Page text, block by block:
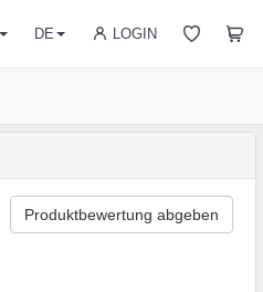
LOGIN
DE
Produktbewertung abgeben